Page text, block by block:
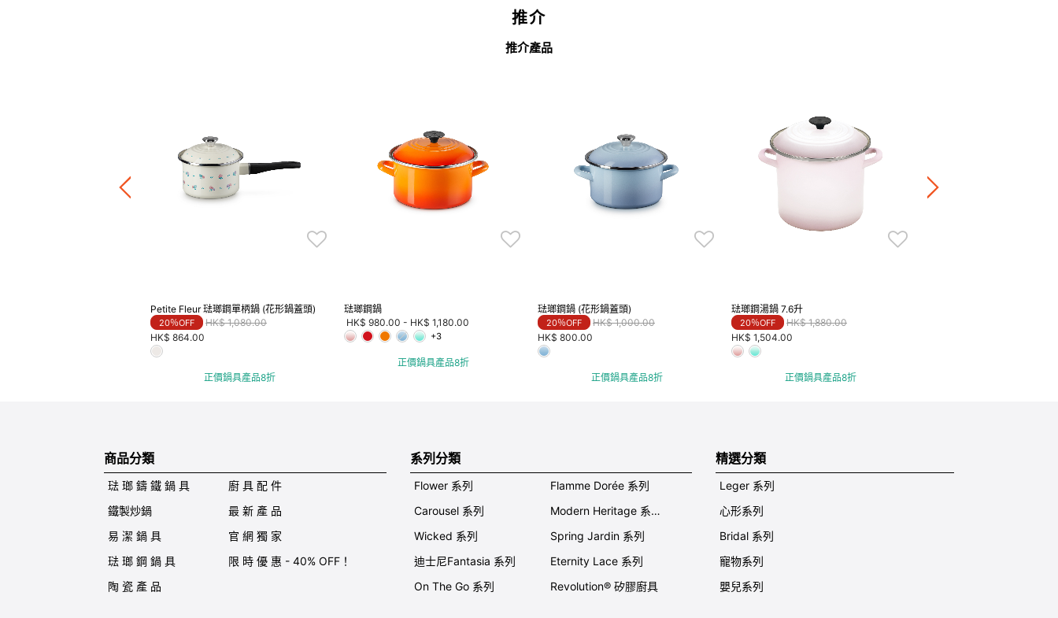
推介
推介產品
Petite Fleur 琺瑯鋼單柄鍋 (花形鍋蓋頭)
20％OFF Price reduced from
HK$ 1,080.00to
HK$ 864.00
正價鍋具產品8折
琺瑯鋼鍋
HK$ 980.00 - HK$ 1,180.00
+3
正價鍋具產品8折
琺瑯鋼鍋 (花形鍋蓋頭)
20％OFF Price reduced from
HK$ 1,000.00to
HK$ 800.00
正價鍋具產品8折
琺瑯鋼湯鍋 7.6升
20％OFF Price reduced from
HK$ 1,880.00to
HK$ 1,504.00
正價鍋具產品8折
商品分類
琺 瑯 鑄 鐵 鍋 具
鐵製炒鍋
易 潔 鍋 具
琺 瑯 鋼 鍋 具
陶 瓷 產 品
廚 具 配 件
最 新 產 品
官 網 獨 家
限 時 優 惠 - 40% OFF！
系列分類
Flower 系列
Carousel 系列
Wicked 系列
迪士尼Fantasia 系列
On The Go 系列
Flamme Dorée 系列
Modern Heritage 系列
Spring Jardin 系列
Eternity Lace 系列
Revolution® 矽膠廚具
精選分類
Leger 系列
心形系列
Bridal 系列
寵物系列
嬰兒系列